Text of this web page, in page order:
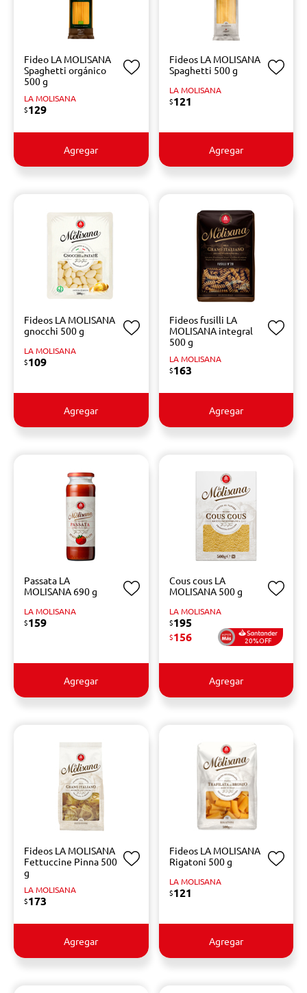
Fideo LA MOLISANA
Spaghetti orgánico
500 g
LA MOLISANA
$129
Agregar
Fideos LA MOLISANA
Spaghetti 500 g
LA MOLISANA
$121
Agregar
Fideos LA MOLISANA
gnocchi 500 g
LA MOLISANA
$109
Agregar
Fideos fusilli LA
MOLISANA integral
500 g
LA MOLISANA
$163
Agregar
Passata LA
MOLISANA 690 g
LA MOLISANA
$159
Agregar
Cous cous LA
MOLISANA 500 g
LA MOLISANA
$195
$156 20%OFF
Agregar
Fideos LA MOLISANA
Fettuccine Pinna 500
g
LA MOLISANA
$173
Agregar
Fideos LA MOLISANA
Rigatoni 500 g
LA MOLISANA
$121
Agregar